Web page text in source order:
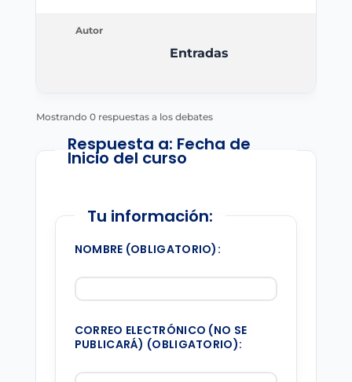
Autor
Entradas
Mostrando 0 respuestas a los debates
Respuesta a: Fecha de
Inicio del curso
Tu información:
NOMBRE (OBLIGATORIO):
CORREO ELECTRÓNICO (NO SE
PUBLICARÁ) (OBLIGATORIO):